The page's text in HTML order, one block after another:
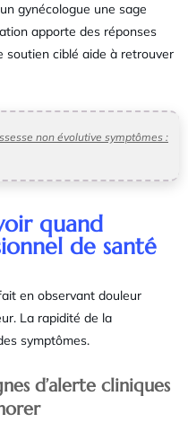
gynécologue une sage
apporte des réponses
soutien ciblé aide à retrouver
non évolutive symptômes :
quand
de santé
en observant douleur
La rapidité de la
symptômes.
d’alerte cliniques